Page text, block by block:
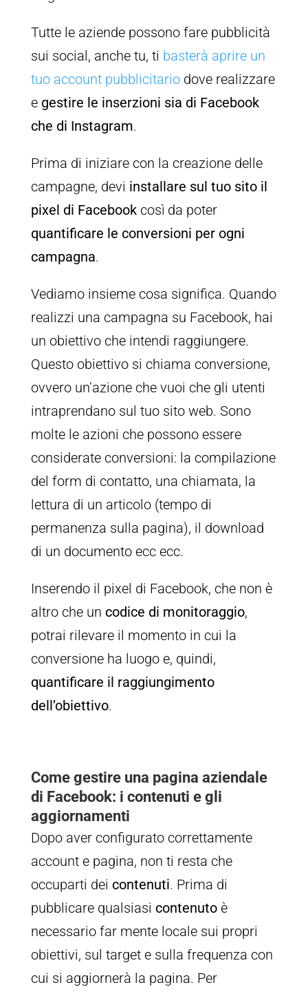
Tutte le aziende possono fare pubblicità
sui social, anche tu, ti basterà aprire un
tuo account pubblicitariodove realizzare
e gestire le inserzioni sia di Facebook
che di Instagram.
Prima di iniziare con la creazione delle
campagne, devi installare sul tuo sito il
pixel di Facebookcosì da poter
quantificare le conversioni per ogni
campagna.
Vediamo insieme cosa significa. Quando
realizzi una campagna su Facebook, hai
un obiettivo che intendi raggiungere.
Questo obiettivo si chiama conversione,
ovvero un’azione che vuoi che gli utenti
intraprendano sul tuo sito web. Sono
molte le azioni che possono essere
considerate conversioni: la compilazione
del form di contatto, una chiamata, la
lettura di un articolo (tempo di
permanenza sulla pagina), il download
di un documento ecc ecc.
Inserendo il pixel di Facebook, che non è
altro che un codice di monitoraggio,
potrai rilevare il momento in cui la
conversione ha luogo e, quindi,
quantificare il raggiungimento
dell’obiettivo.
Come gestire una pagina aziendale
di Facebook: i contenuti e gli
aggiornamenti
Dopo aver configurato correttamente
account e pagina, non ti resta che
occuparti dei contenuti. Prima di
pubblicare qualsiasi contenutoè
necessario far mente locale sui propri
obiettivi, sul target e sulla frequenza con
cui si aggiornerà la pagina. Per